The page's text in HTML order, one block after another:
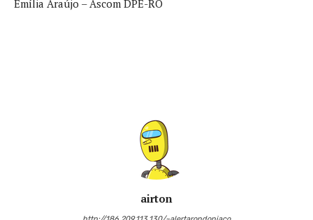
Emília Araújo – Ascom DPE-RO
airton